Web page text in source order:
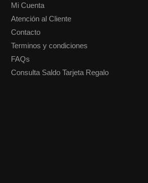
Mi Cuenta
Atención al Cliente
Contacto
Terminos y condiciones
FAQs
Consulta Saldo Tarjeta Regalo